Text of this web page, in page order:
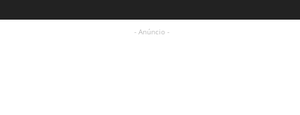
- Anúncio -